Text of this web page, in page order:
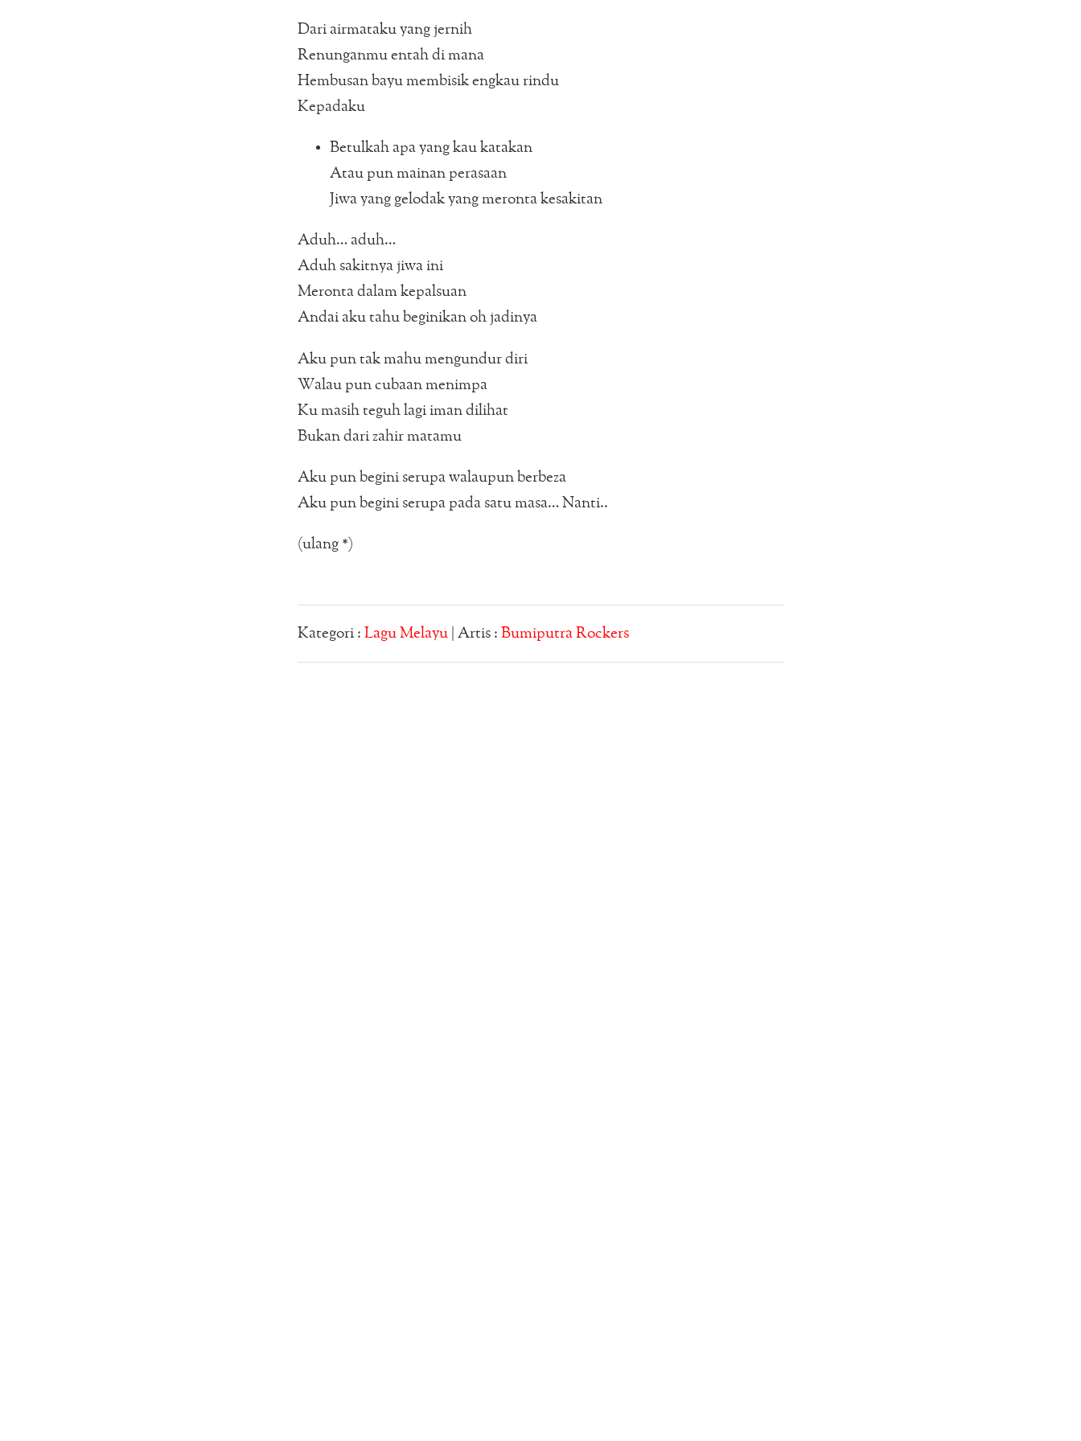
Dari airmataku yang jernih
Renunganmu entah di mana
Hembusan bayu membisik engkau rindu
Kepadaku
Betulkah apa yang kau katakan
Atau pun mainan perasaan
Jiwa yang gelodak yang meronta kesakitan
Aduh… aduh…
Aduh sakitnya jiwa ini
Meronta dalam kepalsuan
Andai aku tahu beginikan oh jadinya
Aku pun tak mahu mengundur diri
Walau pun cubaan menimpa
Ku masih teguh lagi iman dilihat
Bukan dari zahir matamu
Aku pun begini serupa walaupun berbeza
Aku pun begini serupa pada satu masa… Nanti..
(ulang *)
Kategori : Lagu Melayu| Artis : Bumiputra Rockers